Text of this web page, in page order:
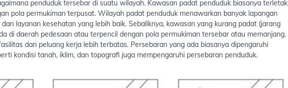
penduduk tersebar di suatu wilayah. Kawasan padat penduduk biasanya terletak
pola permukiman terpusat. Wilayah padat penduduk menawarkan banyak lapangan
layanan kesehatan yang lebih baik. Sebaliknya, kawasan yang kurang padat (jarang
di daerah pedesaan atau terpencil dengan pola permukiman tersebar atau memanjang.
dan peluang kerja lebih terbatas. Persebaran yang ada biasanya dipengaruhi
kondisi tanah, iklim, dan topografi juga mempengaruhi persebaran penduduk.